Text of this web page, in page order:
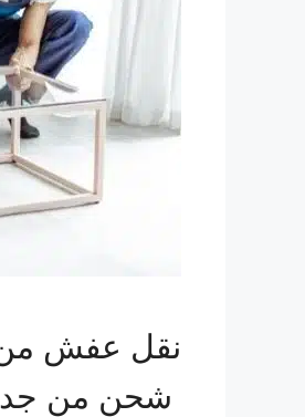
نقل عفش من
شحن من جدة